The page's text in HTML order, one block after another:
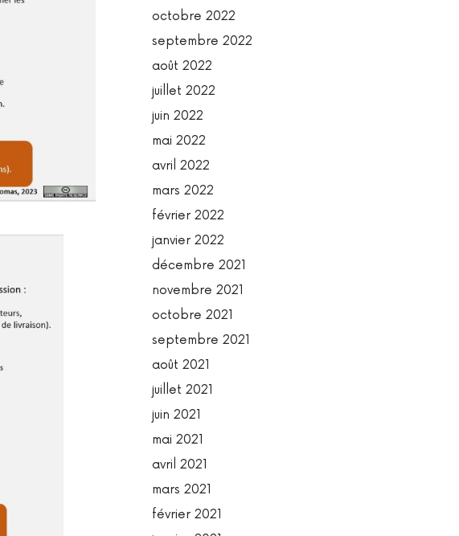
octobre 2022
septembre 2022
août 2022
juillet 2022
juin 2022
mai 2022
avril 2022
mars 2022
février 2022
janvier 2022
décembre 2021
novembre 2021
octobre 2021
septembre 2021
août 2021
juillet 2021
juin 2021
mai 2021
avril 2021
mars 2021
février 2021